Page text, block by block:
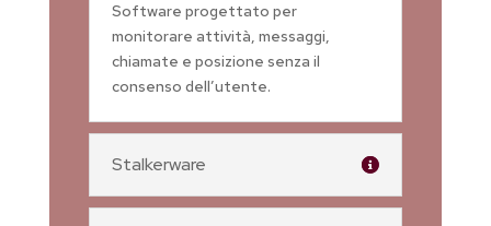
Software progettato per
monitorare attività, messaggi,
chiamate e posizione senza il
consenso dell’utente.
Stalkerware